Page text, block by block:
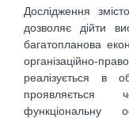
Дослідження
дозволяє дійти
багатопланова
організаційно-
реалізується в
проявляється
функціональну